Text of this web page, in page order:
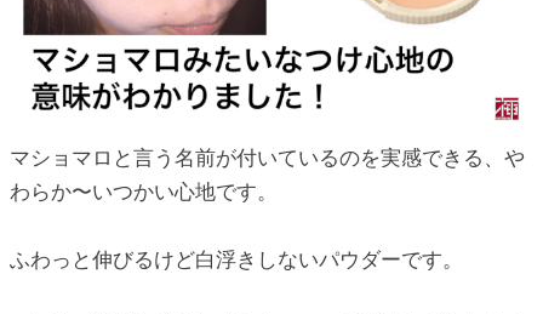
マショマロと言う名前が付いているのを実感できる、や
わらか〜いつかい心地です。
ふわっと伸びるけど白浮きしないパウダーです。